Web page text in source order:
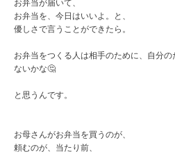
お弁当が届いて、
お弁当を、今日はいいよ。と、
優しさで言うことができたら。
お弁当をつくる人は相手のために、自分
ないかな🤔
と思うんです。
お母さんがお弁当を買うのが、
頼むのが、当たり前、